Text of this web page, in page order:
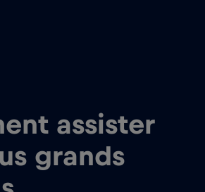
assister
grands